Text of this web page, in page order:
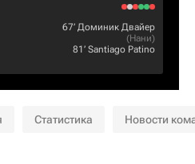
67‎’‎ Доминик Двайер
(Нани)
81‎’‎ Santiago Patino
Статистика Новости